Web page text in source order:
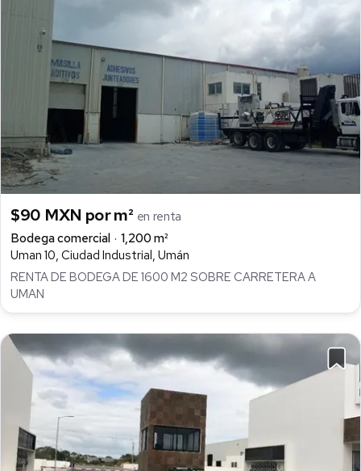
$90 MXN por m² en renta
Bodega comercial
1,200 m²
Uman 10, Ciudad Industrial, Umán
RENTA DE BODEGA DE 1600 M2 SOBRE CARRETERA A
UMAN